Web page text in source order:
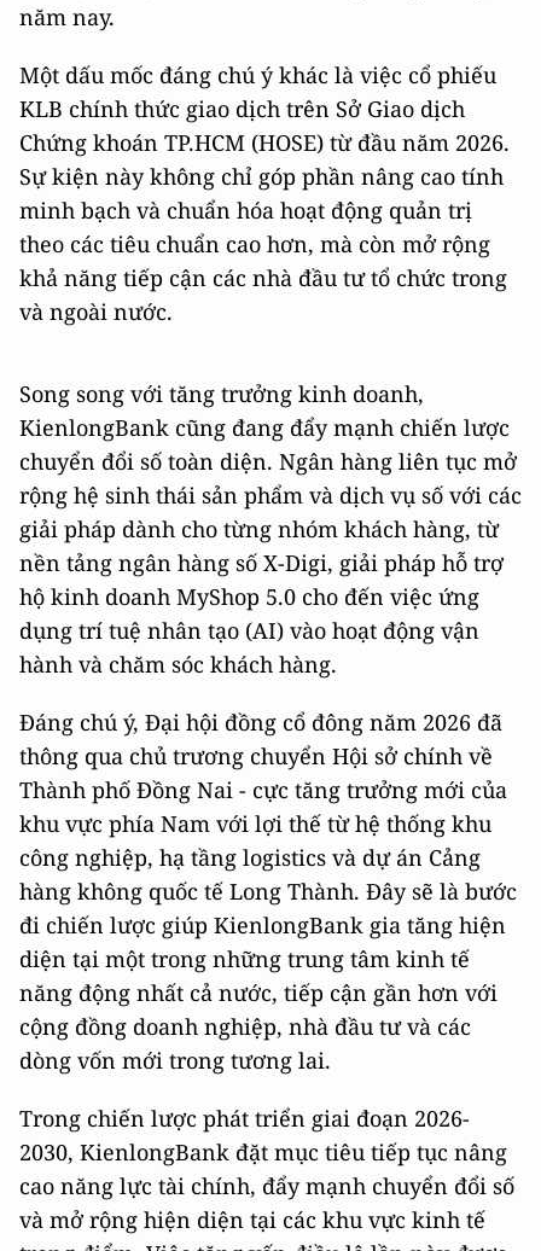
năm nay.
Một dấu mốc đáng chú ý khác là việc cổ phiếu
KLB chính thức giao dịch trên Sở Giao dịch
Chứng khoán TP.HCM (HOSE) từ đầu năm 2026.
Sự kiện này không chỉ góp phần nâng cao tính
minh bạch và chuẩn hóa hoạt động quản trị
theo các tiêu chuẩn cao hơn, mà còn mở rộng
khả năng tiếp cận các nhà đầu tư tổ chức trong
và ngoài nước.
Song song với tăng trưởng kinh doanh,
KienlongBank cũng đang đẩy mạnh chiến lược
chuyển đổi số toàn diện. Ngân hàng liên tục mở
rộng hệ sinh thái sản phẩm và dịch vụ số với các
giải pháp dành cho từng nhóm khách hàng, từ
nền tảng ngân hàng số X-Digi, giải pháp hỗ trợ
hộ kinh doanh MyShop 5.0 cho đến việc ứng
dụng trí tuệ nhân tạo (AI) vào hoạt động vận
hành và chăm sóc khách hàng.
Đáng chú ý, Đại hội đồng cổ đông năm 2026 đã
thông qua chủ trương chuyển Hội sở chính về
Thành phố Đồng Nai - cực tăng trưởng mới của
khu vực phía Nam với lợi thế từ hệ thống khu
công nghiệp, hạ tầng logistics và dự án Cảng
hàng không quốc tế Long Thành. Đây sẽ là bước
đi chiến lược giúp KienlongBank gia tăng hiện
diện tại một trong những trung tâm kinh tế
năng động nhất cả nước, tiếp cận gần hơn với
cộng đồng doanh nghiệp, nhà đầu tư và các
dòng vốn mới trong tương lai.
Trong chiến lược phát triển giai đoạn 2026-
2030, KienlongBank đặt mục tiêu tiếp tục nâng
cao năng lực tài chính, đẩy mạnh chuyển đổi số
và mở rộng hiện diện tại các khu vực kinh tế